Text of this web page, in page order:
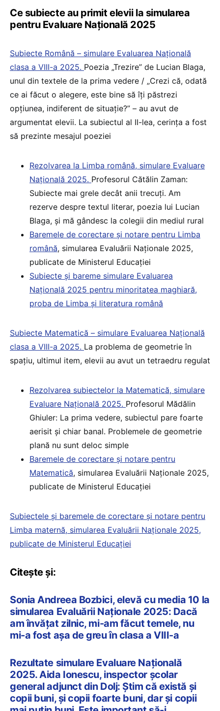
Ce subiecte au primit elevii la simularea
pentru Evaluare Națională 2025
Subiecte Română – simulare Evaluarea Națională
clasa a VIII-a 2025. Poezia „Trezire” de Lucian Blaga,
unul din textele de la prima vedere / „Crezi că, odată
ce ai făcut o alegere, este bine să îți păstrezi
opțiunea, indiferent de situație?” – au avut de
argumentat elevii. La subiectul al II-lea, cerința a fost
să prezinte mesajul poeziei
Rezolvarea la Limba română, simulare Evaluare
Națională 2025. Profesorul Cătălin Zaman:
Subiecte mai grele decât anii trecuți. Am
rezerve despre textul literar, poezia lui Lucian
Blaga, și mă gândesc la colegii din mediul rural
Baremele de corectare și notare pentru Limba
română, simularea Evaluării Naționale 2025,
publicate de Ministerul Educației
Subiecte și bareme simulare Evaluarea
Națională 2025 pentru minoritatea maghiară,
proba de Limba și literatura română
Subiecte Matematică – simulare Evaluarea Națională
clasa a VIII-a 2025. La problema de geometrie în
spațiu, ultimul item, elevii au avut un tetraedru regulat
Rezolvarea subiectelor la Matematică, simulare
Evaluare Națională 2025. Profesorul Mădălin
Ghiuler: La prima vedere, subiectul pare foarte
aerisit și chiar banal. Problemele de geometrie
plană nu sunt deloc simple
Baremele de corectare și notare pentru
Matematică, simularea Evaluării Naționale 2025,
publicate de Ministerul Educației
Subiectele și baremele de corectare și notare pentru
Limba maternă, simularea Evaluării Naționale 2025,
publicate de Ministerul Educației
Citește și:
Sonia Andreea Bozbici, elevă cu media 10 la
simularea Evaluării Naționale 2025: Dacă
am învățat zilnic, mi-am făcut temele, nu
mi-a fost așa de greu în clasa a VIII-a
Rezultate simulare Evaluare Națională
2025. Aida Ionescu, inspector școlar
general adjunct din Dolj: Știm că există și
copii buni, și copii foarte buni, dar și copii